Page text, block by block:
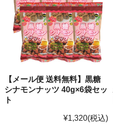
【メール便 送料無料】黒糖
シナモンナッツ 40g×6袋セッ
ト
¥1,320(税込)